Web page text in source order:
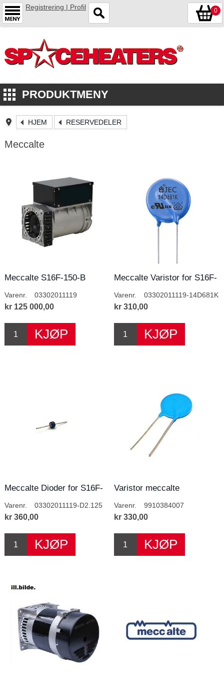
Registrering | Profil 0
PRODUKTMENY
HJEM RESERVEDELER
Meccalte
Meccalte S16F-150-B
Varenr. 03302011119
kr 125 000,00
Meccalte Varistor for S16F-
Varenr. 03302011119-14D681K
kr 310,00
Meccalte Dioder for S16F-
Varenr. 03302011119-D2.125
kr 360,00
Varistor meccalte
Varenr. 9910384007
kr 330,00